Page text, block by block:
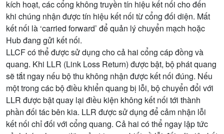
kích hoạt, các cổng không truyền tín hiệu kết nối cho đến
khi chúng nhận được tín hiệu kết nối từ cổng đối diện. Mất
kết nối là ‘carried forward’ để quản lý chuyển mạch hoặc
Hub đang gửi kết nối.
LLCF có thể được sử dụng cho cả hai cổng cáp đồng và
quang. Khi LLR (Link Loss Return) được bật, bộ phát quang
sẽ tắt ngay nếu bộ thu không nhận được kết nối đúng. Nếu
một trong các bộ điều khiển quang bị lỗi, bộ chuyển đổi với
LLR được bật quay lại điều kiện không kết nối tới thành
phần đối tác bên kia. LLR được sử dụng để cảm nhận lỗi
kết nối chỉ đối với cổng quang. Cả hai có thể ngay lập tức